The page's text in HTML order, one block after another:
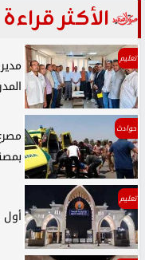
الأكثر قراءة
تعليم
حوادث
تعليم